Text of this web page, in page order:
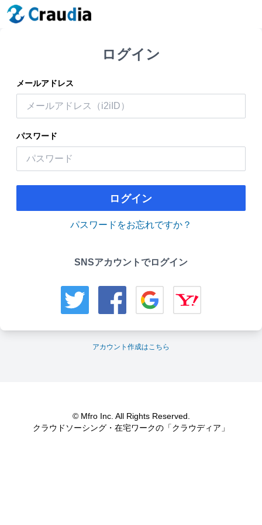
ログイン
メールアドレス
パスワード
ログイン
パスワードをお忘れですか？
SNSアカウントでログイン
アカウント作成はこちら
© Mfro Inc. All Rights Reserved.
クラウドソーシング・在宅ワークの「クラウディア」